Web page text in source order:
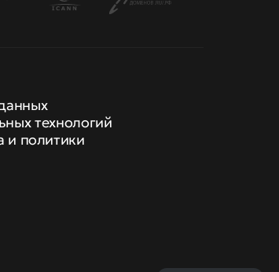
технологий
и политики